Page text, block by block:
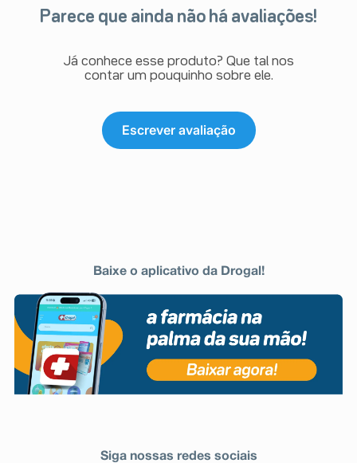
Parece que ainda não há avaliações!
Já conhece esse produto? Que tal nos
contar um pouquinho sobre ele.
Escrever avaliação
Baixe o aplicativo da Drogal!
Siga nossas redes sociais